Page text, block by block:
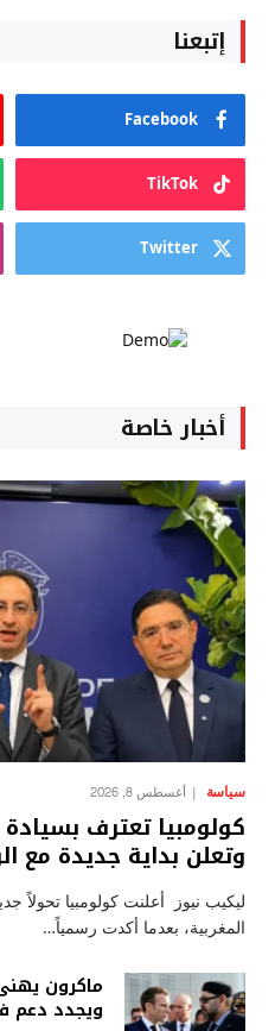
إتبعنا
Facebook
TikTok
Twitter
أخبار خاصة
سياسة أغسطس 8, 2026
كولومبيا تعترف
وتعلن بداية جديدة مع
ليكيب نيوز أعلنت كولومبيا تحولاً
المغربية، بعدما أكدت رسمياً…
ماكرون
ويجدد دعم